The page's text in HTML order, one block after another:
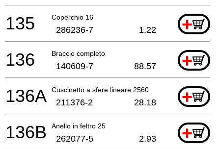
Coperchio 16 +
135 286236-7 1.22
Braccio completo +
136 140609-7 88.57
Cuscinetto a sfere lineare 2560 +
136A 211376-2 28.18
Anello in feltro 25 +
136B 262077-5 2.93